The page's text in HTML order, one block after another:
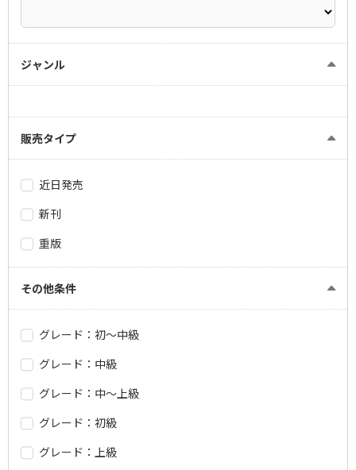
ジャンル
販売タイプ
近日発売
新刊
重版
その他条件
グレード：初～中級
グレード：中級
グレード：中～上級
グレード：初級
グレード：上級